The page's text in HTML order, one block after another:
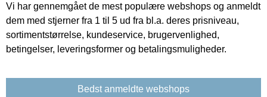
Vi har gennemgået de mest populære webshops og anmeldt
dem med stjerner fra 1 til 5 ud fra bl.a. deres prisniveau,
sortimentstørrelse, kundeservice, brugervenlighed,
betingelser, leveringsformer og betalingsmuligheder.
Bedst anmeldte webshops